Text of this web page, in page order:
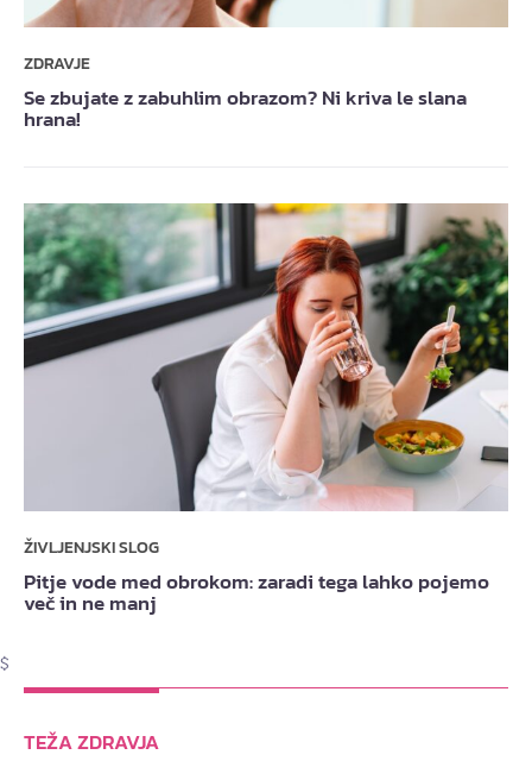
ZDRAVJE
Se zbujate z zabuhlim obrazom? Ni kriva le slana
hrana!
ŽIVLJENJSKI SLOG
Pitje vode med obrokom: zaradi tega lahko pojemo
več in ne manj
$
TEŽA ZDRAVJA